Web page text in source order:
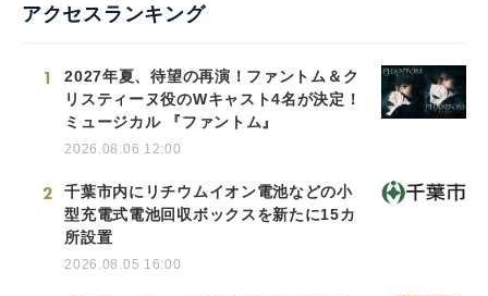
アクセスランキング
1
2027年夏、待望の再演！ファントム＆ク
リスティーヌ役のWキャスト4名が決定！
ミュージカル 『ファントム』
2026.08.06 12:00
2
千葉市内にリチウムイオン電池などの小
型充電式電池回収ボックスを新たに15カ
所設置
2026.08.05 16:00